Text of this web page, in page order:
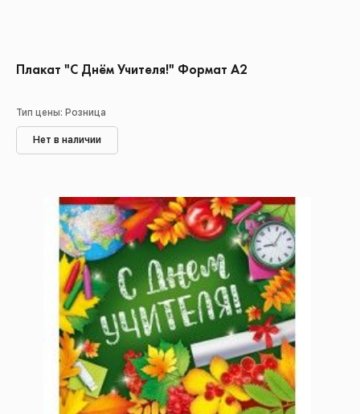
Плакат "С Днём Учителя!" Формат А2
Тип цены: Розница
Нет в наличии